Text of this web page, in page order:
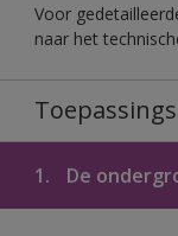
Voor
naar het
1. De